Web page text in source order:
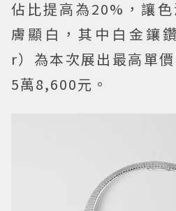
佔比提高為20%，讓
膚顯白，其中白金鑲
r）為本次展出最高單
5萬8,600元。